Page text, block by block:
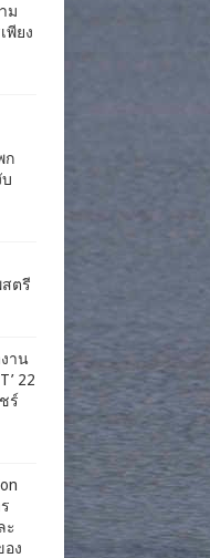
ม
พียง
ก
ตรี
าน
22
ร์
ะ
ง